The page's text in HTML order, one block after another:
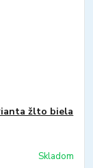
žlto biela
Skladom